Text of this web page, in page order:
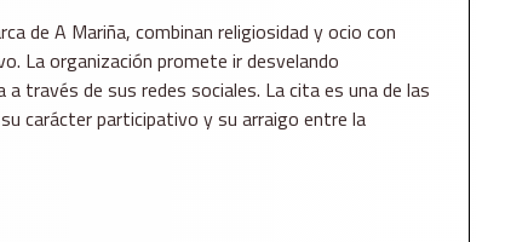
de A Mariña, combinan religiosidad y ocio con
La organización promete ir desvelando
través de sus redes sociales. La cita es una de las
carácter participativo y su arraigo entre la